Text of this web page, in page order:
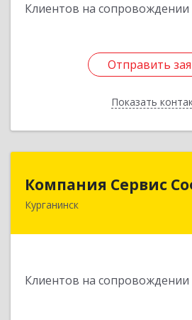
Клиентов на сопровождении
Отправить
Показать
Отправить
Назад
Компания Сервис
Курганинск
Клиентов на сопровождении
Компания
352430, Краснодарский